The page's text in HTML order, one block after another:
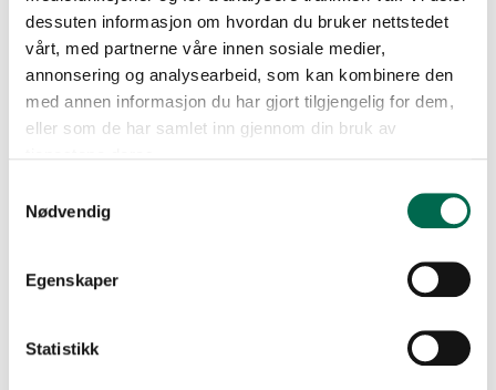
dessuten informasjon om hvordan du bruker nettstedet
vårt, med partnerne våre innen sosiale medier,
annonsering og analysearbeid, som kan kombinere den
med annen informasjon du har gjort tilgjengelig for dem,
eller som de har samlet inn gjennom din bruk av
Nødvendig
Egenskaper
Statistikk